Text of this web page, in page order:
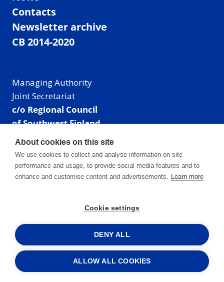
Contacts
Newsletter archive
CB 2014-2020
Managing Authority
Joint Secretariat
c/o Regional Council
of Southwest Finland
Visiting address: Linnankatu 52 B, Turku, Finland
Mailing address:
P.O. Box 273,
20101 Turku, Finland
Phone: +358 40 550 8408
Facebook
X Instagram
LinkedIn
About cookies on this site
We use cookies to collect and analyse information on site
performance and usage, to provide social media features and to
enhance and customise content and advertisements. Learn more
Cookie settings
DENY ALL
ALLOW ALL COOKIES